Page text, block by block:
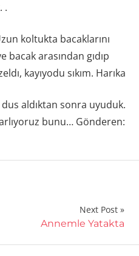
.
koltukta bacaklarını
bacak arasından gıdıp
kayıyodu sıkım. Harıka
aldıktan sonra uyuduk.
bunu… Gönderen:
Next Post
Annemle Yatakta